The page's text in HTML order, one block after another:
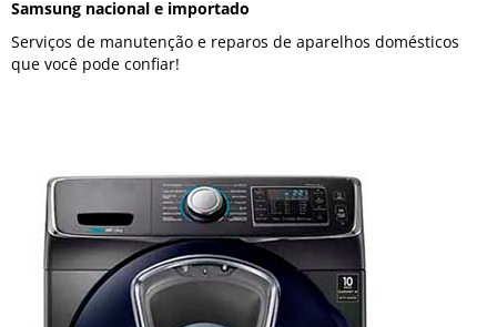
Samsung nacional e importado
Serviços de manutenção e reparos de aparelhos domésticos
que você pode confiar!